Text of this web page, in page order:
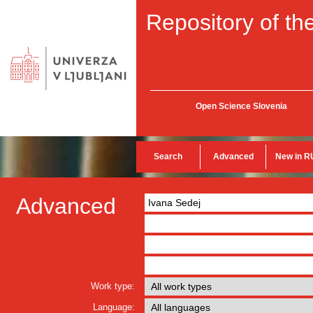
Repository of
Open Science Slovenia
Search Advanced New in
Advanced
Work type:
Language: